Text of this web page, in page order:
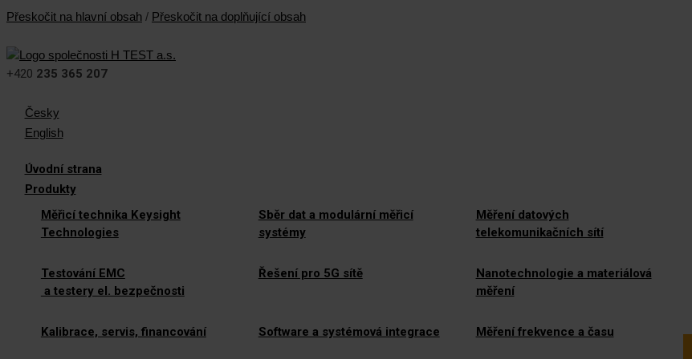
Přeskočit na hlavní obsah / Přeskočit na doplňující obsah
+420 235 365 207
Česky
English
Úvodní strana
Produkty
Měřicí technika Keysight
Technologies
Sběr dat a modulární měřicí
systémy
Měření datových
telekomunikačních sítí
Testování EMC
a testery el. bezpečnosti
Řešení pro 5G sítě
Nanotechnologie a materiálová
měření
Kalibrace, servis, financování Software a systémová integrace Měření frekvence a času